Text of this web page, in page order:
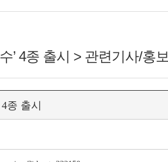
’ 4종 출시 > 관련기사/홍보
종 출시